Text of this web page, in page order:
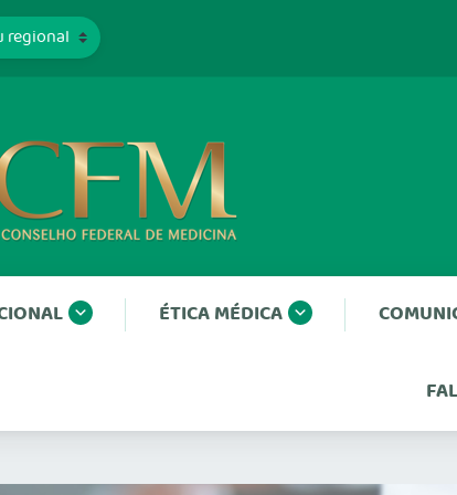
ÉTICA MÉDICA